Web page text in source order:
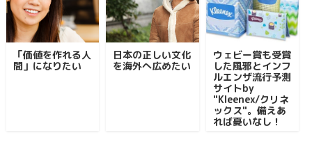
「価値を作れる人
間」になりたい
日本の正しい文化
を海外へ広めたい
ウェビー賞も受賞
した風邪とインフ
ルエンザ流行予測
サイトby
"Kleenex/クリネ
ックス"。備えあ
れば憂いなし！